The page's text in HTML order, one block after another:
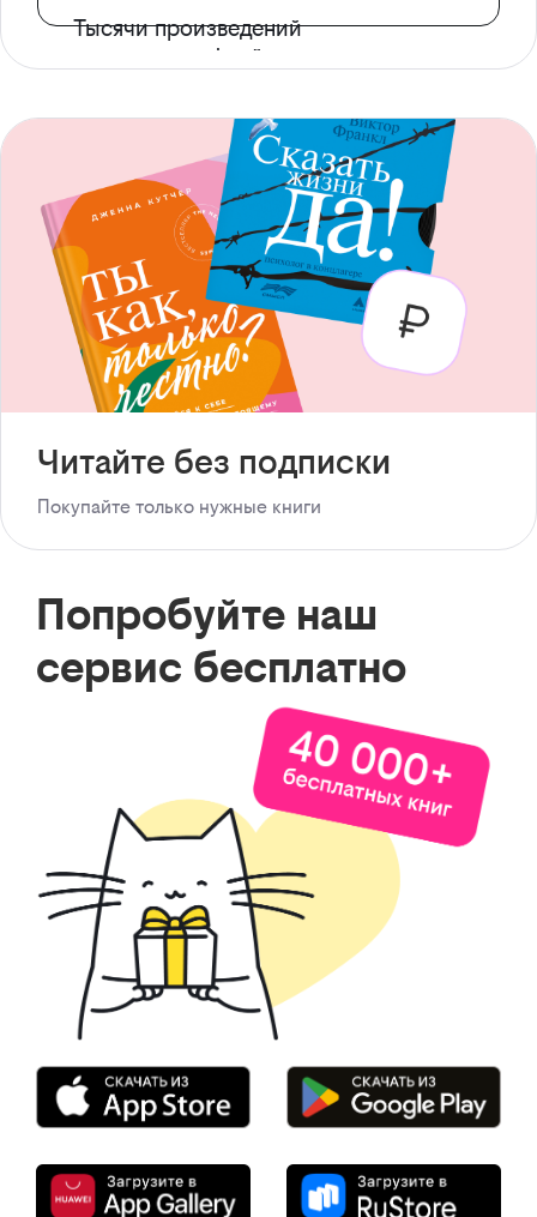
Тысячи произведений
с доступом офлайн
Читайте без подписки
Покупайте только нужные книги
Попробуйте наш
сервис бесплатно